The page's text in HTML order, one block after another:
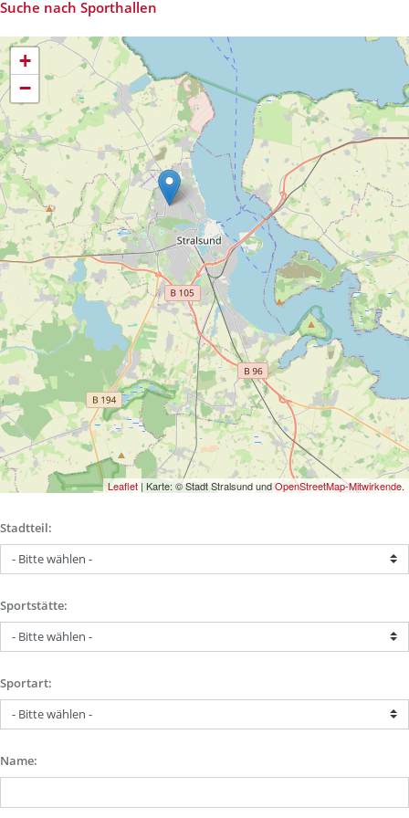
Suche nach Sporthallen
+
−
Leaflet | Karte: © Stadt Stralsund undOpenStreetMap-Mitwirkende.
Stadtteil:
Sportstätte:
Sportart:
Name: